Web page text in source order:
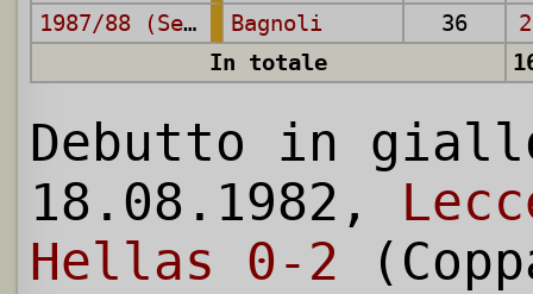
1987/88 (Serie A)
Bagnoli 36
In totale
Debutto in
18.08.1982,
Hellas 0-2